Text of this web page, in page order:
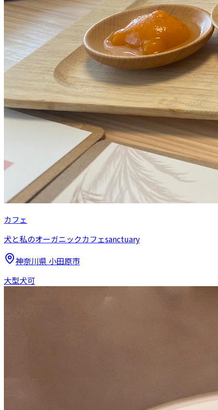
カフェ
犬と私のオーガニックカフェsanctuary
神奈川県 小田原市
大型犬可